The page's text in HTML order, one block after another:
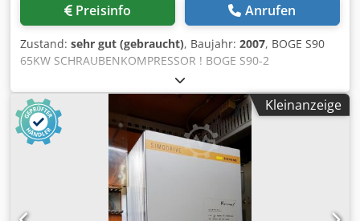
Preisinfo Anrufen
Zustand: sehr gut (gebraucht), Baujahr: 2007, BOGE S90
65KW SCHRAUBENKOMPRESSOR ! BOGE S90-2
Schraubenkompressor Technische Daten: Leistung: 10,80
m3/min (10800 L/min); 65 KW Motor; Maximaler Druck: 8
bar; Laufleistung 2690 h; Jahr 2007 Dcsdpopr Uldofx Agysk
Nettopreis: 21900 zł Bruttopreis: 26937 zł Kompressor voll
funktionsfähig; wir bieten Service.
Kleinanzeige